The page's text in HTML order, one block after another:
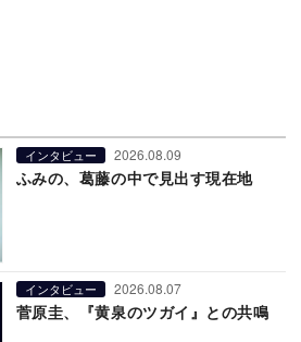
インタビュー 2026.08.09
ふみの、葛藤の中で見出す現在地
インタビュー 2026.08.07
菅原圭、『黄泉のツガイ』との共鳴